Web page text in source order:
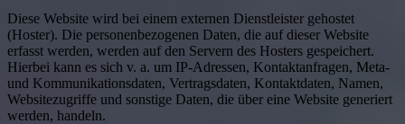
Diese Website wird bei einem externen Dienstleister gehostet
(Hoster). Die personenbezogenen Daten, die auf dieser Website
erfasst werden, werden auf den Servern des Hosters gespeichert.
Hierbei kann es sich v. a. um IP-Adressen, Kontaktanfragen, Meta-
und Kommunikationsdaten, Vertragsdaten, Kontaktdaten, Namen,
Websitezugriffe und sonstige Daten, die über eine Website generiert
werden, handeln.